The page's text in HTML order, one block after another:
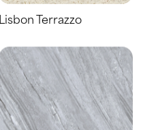
Lisbon Terrazzo